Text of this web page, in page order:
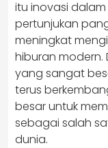
itu inovasi
pertunjukan
meningkat
hiburan
yang sangat
terus
besar untuk
sebagai salah
dunia.